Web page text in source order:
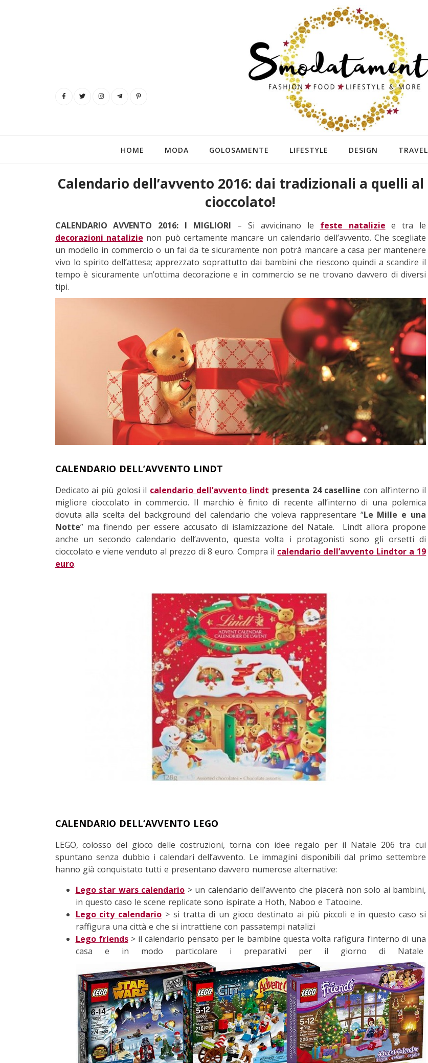
HOME MODA GOLOSAMENTE LIFESTYLE DESIGN TRAVEL
Calendario dell’avvento 2016: dai tradizionali a quelli al
cioccolato!
CALENDARIO AVVENTO 2016: I MIGLIORI – Si avvicinano le feste natalizie e tra le
decorazioni natalizie non può certamente mancare un calendario dell’avvento. Che scegliate
un modello in commercio o un fai da te sicuramente non potrà mancare a casa per mantenere
vivo lo spirito dell’attesa; apprezzato soprattutto dai bambini che riescono quindi a scandire il
tempo è sicuramente un’ottima decorazione e in commercio se ne trovano davvero di diversi
tipi.
CALENDARIO DELL’AVVENTO LINDT
Dedicato ai più golosi il calendario dell’avvento lindt presenta 24 caselline con all’interno il
migliore cioccolato in commercio. Il marchio è finito di recente all’interno di una polemica
dovuta alla scelta del background del calendario che voleva rappresentare “Le Mille e una
Notte” ma finendo per essere accusato di islamizzazione del Natale. Lindt allora propone
anche un secondo calendario dell’avvento, questa volta i protagonisti sono gli orsetti di
cioccolato e viene venduto al prezzo di 8 euro. Compra il calendario dell’avvento Lindtor a 19
euro.
CALENDARIO DELL’AVVENTO LEGO
LEGO, colosso del gioco delle costruzioni, torna con idee regalo per il Natale 206 tra cui
spuntano senza dubbio i calendari dell’avvento. Le immagini disponibili dal primo settembre
hanno già conquistato tutti e presentano davvero numerose alternative:
Lego star wars calendario > un calendario dell’avvento che piacerà non solo ai bambini,
in questo caso le scene replicate sono ispirate a Hoth, Naboo e Tatooine.
Lego city calendario > si tratta di un gioco destinato ai più piccoli e in questo caso si
raffigura una città e che si intrattiene con passatempi natalizi
Lego friends> il calendario pensato per le bambine questa volta rafigura l’interno di una
casa e in modo particolare i preparativi per il giorno di Natale